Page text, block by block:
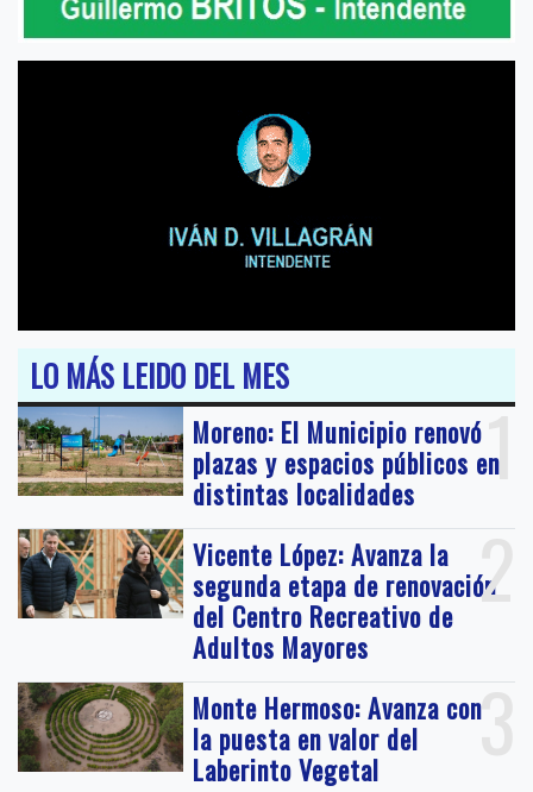
LO MÁS LEIDO DEL MES
1
Moreno: El Municipio renovó
plazas y espacios públicos en
distintas localidades
2
Vicente López: Avanza la
segunda etapa de renovación
del Centro Recreativo de
Adultos Mayores
3
Monte Hermoso: Avanza con
la puesta en valor del
Laberinto Vegetal